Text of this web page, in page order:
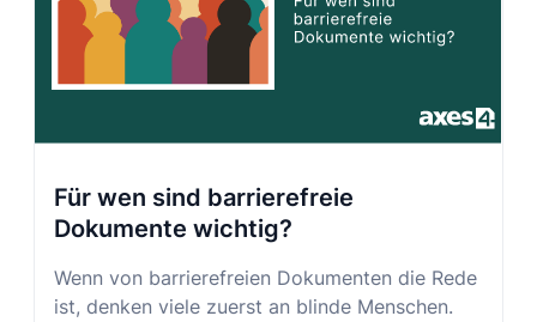
Für wen sind barrierefreie
Dokumente wichtig?
Wenn von barrierefreien Dokumenten die Rede
ist, denken viele zuerst an blinde Menschen.